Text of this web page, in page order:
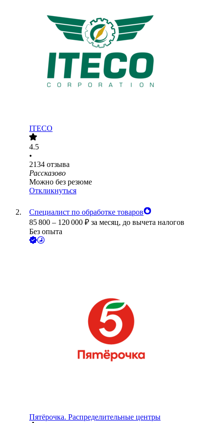
ITECO
4.5
•
2134 отзыва
Рассказово
Можно без резюме
Откликнуться
Специалист по обработке товаров
85 800 – 120 000 ₽ за месяц, до вычета налогов
Без опыта
Пятёрочка. Распределительные центры